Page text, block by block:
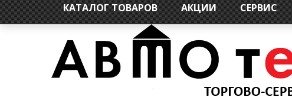
КАТАЛОГ ТОВАРОВ АКЦИИ СЕРВИС